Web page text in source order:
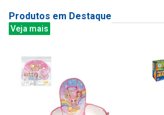
Produtos em Destaque
Veja mais